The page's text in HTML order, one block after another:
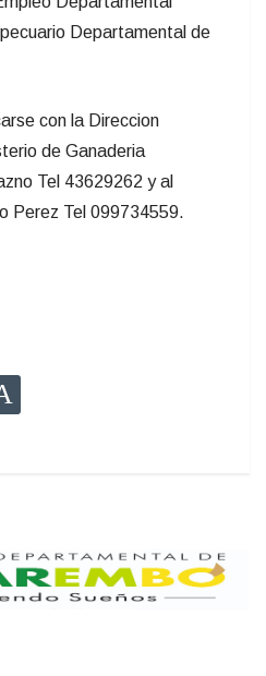
Departamental de
con la Direccion
de Ganaderia
Tel 43629262 y al
Perez Tel 099734559.